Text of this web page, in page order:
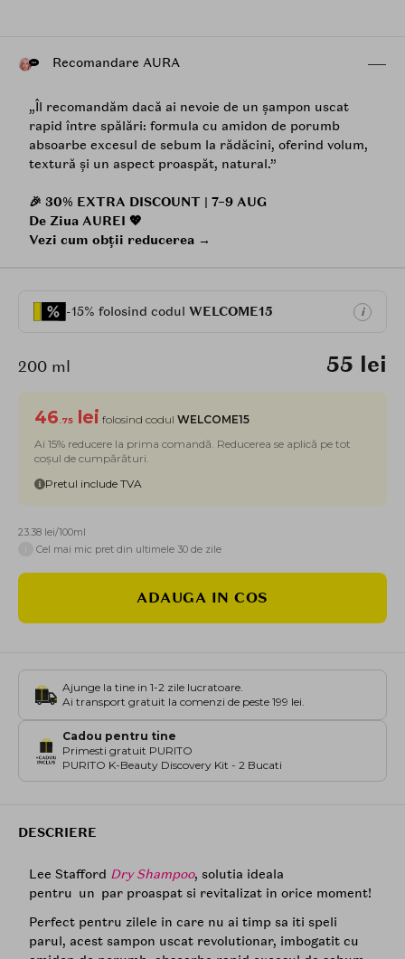
Recomandare AURA
„Îl recomandăm dacă ai nevoie de un șampon uscat
rapid între spălări: formula cu amidon de porumb
absoarbe excesul de sebum la rădăcini, oferind volum,
textură și un aspect proaspăt, natural.”
🎉 30% EXTRA DISCOUNT | 7–9 AUG
De Ziua AUREI 💖
Vezi cum obții reducerea →
-15% folosind codul WELCOME15 i
200 ml 55 lei
46 .75 lei folosind codul WELCOME15
Ai 15% reducere la prima comandă. Reducerea se aplică pe tot
coșul de cumpărături.
Pretul include TVA
23.38 lei/100ml
Cel mai mic pret din ultimele 30 de zile
ADAUGA IN COS
Ajunge la tine in 1-2 zile lucratoare.
Ai transport gratuit la comenzi de peste 199 lei.
Cadou pentru tine
Primesti gratuit PURITO
PURITO K-Beauty Discovery Kit - 2 Bucati
DESCRIERE
Lee Stafford Dry Shampoo, solutia ideala
pentru un par proaspat si revitalizat in orice moment!
Perfect pentru zilele in care nu ai timp sa iti speli
parul, acest sampon uscat revolutionar, imbogatit cu